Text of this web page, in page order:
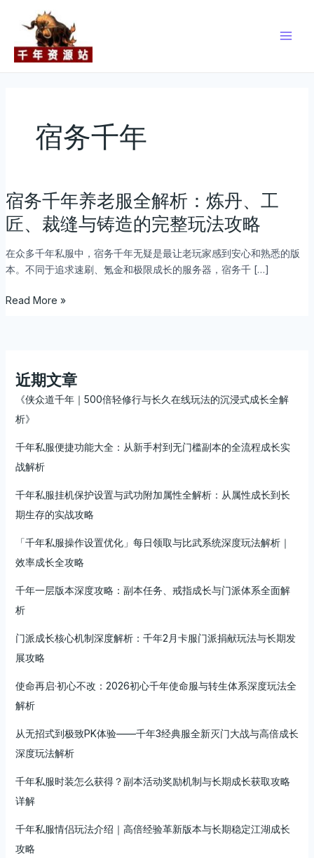
宿务千年
宿务千年养老服全解析：炼丹、工
匠、裁缝与铸造的完整玩法攻略
在众多千年私服中，宿务千年无疑是最让老玩家感到安心和熟悉的版
本。不同于追求速刷、氪金和极限成长的服务器，宿务千 […]
宿
务
千
养
老
丹、
匠、
Read More »
近期文章
《侠众道千年｜500倍轻修行与长久在线玩法的沉浸式成长全解
析》
千年私服便捷功能大全：从新手村到无门槛副本的全流程成长实
战解析
千年私服挂机保护设置与武功附加属性全解析：从属性成长到长
期生存的实战攻略
「千年私服操作设置优化」每日领取与比武系统深度玩法解析｜
效率成长全攻略
千年一层版本深度攻略：副本任务、戒指成长与门派体系全面解
析
门派成长核心机制深度解析：千年2月卡服门派捐献玩法与长期发
展攻略
使命再启·初心不改：2026初心千年使命服与转生体系深度玩法全
解析
从无招式到极致PK体验——千年3经典服全新灭门大战与高倍成长
深度玩法解析
千年私服时装怎么获得？副本活动奖励机制与长期成长获取攻略
详解
千年私服情侣玩法介绍｜高倍经验革新版本与长期稳定江湖成长
攻略